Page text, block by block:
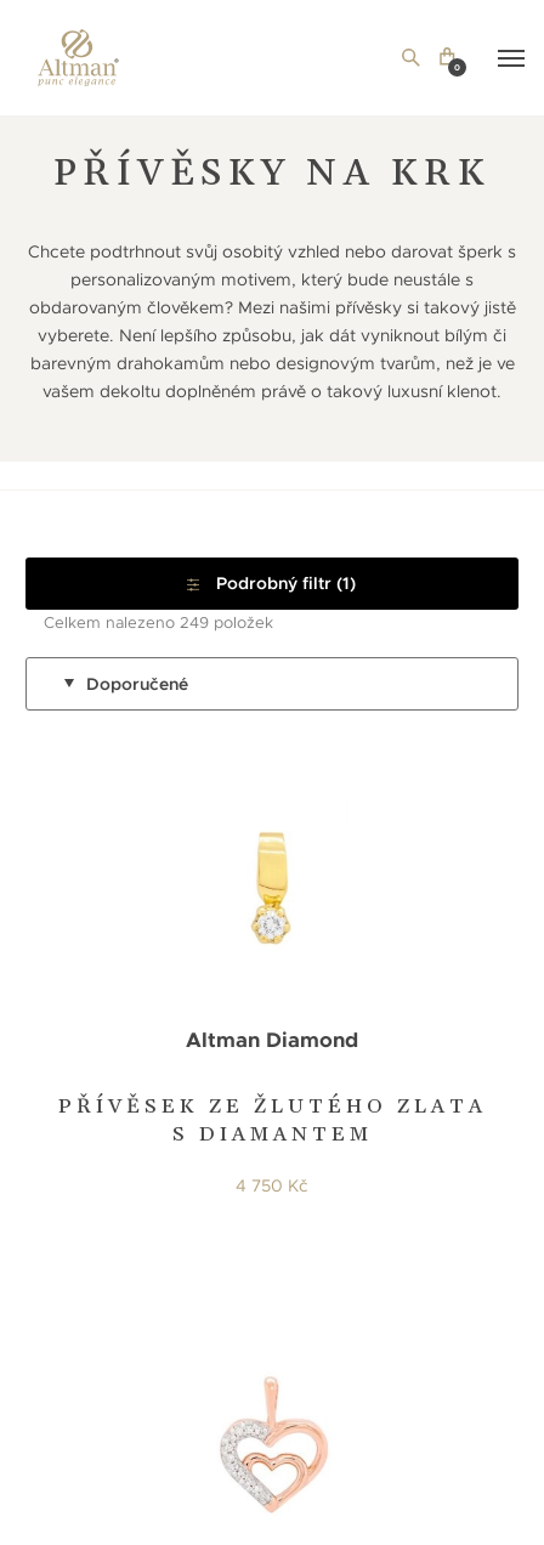
0
PŘÍVĚSKY NA KRK
Chcete podtrhnout svůj osobitý vzhled nebo darovat šperk s
personalizovaným motivem, který bude neustále s
obdarovaným člověkem? Mezi našimi přívěsky si takový jistě
vyberete. Není lepšího způsobu, jak dát vyniknout bílým či
barevným drahokamům nebo designovým tvarům, než je ve
vašem dekoltu doplněném právě o takový luxusní klenot.
Podrobný filtr (1)
Celkem nalezeno 249 položek
Doporučené
PŘÍVĚSEK ZE ŽLUTÉHO ZLATA
S DIAMANTEM
Altman Diamond
4 750 Kč